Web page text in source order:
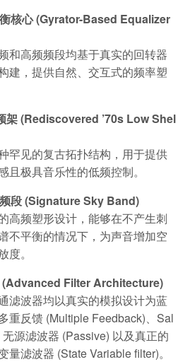
核心 (Gyrator-Based Equalizer
和高频频段均基于真实的回转器
建，提供自然、交互式的频率塑
架 (Rediscovered ’70s Low Shel
罕见的复古拓扑结构，用于提供
且极具音乐性的低频控制。
段 (Signature Sky Band)
高频塑形设计，能够在不产生刺
不平衡的情况下，为声音增加空
度。
(Advanced Filter Architecture)
滤波器均以真实的模拟设计为蓝
重反馈 (Multiple Feedback)、Sal
源滤波器 (Passive) 以及真正的
量滤波器 (State Variable filter)。